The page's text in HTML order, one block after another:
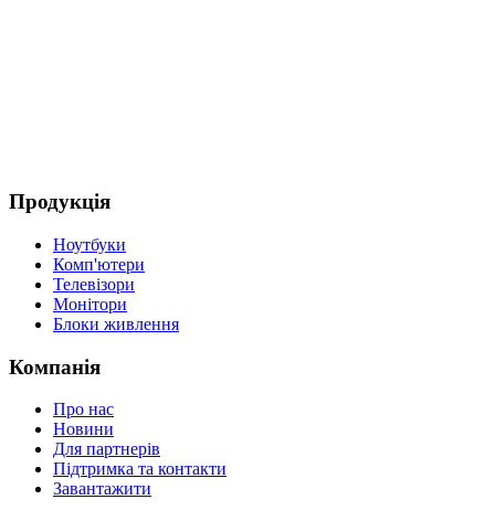
Продукція
Ноутбуки
Комп'ютери
Телевізори
Монітори
Блоки живлення
Компанія
Про нас
Новини
Для партнерів
Підтримка та контакти
Завантажити